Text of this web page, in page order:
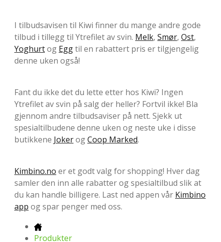
I tilbudsavisen til Kiwi finner du mange andre gode
tilbud i tillegg til Ytrefilet av svin. Melk, Smør, Ost,
Yoghurtog Eggtil en rabattert pris er tilgjengelig
denne uken også!
Fant du ikke det du lette etter hos Kiwi? Ingen
Ytrefilet av svin på salg der heller? Fortvil ikke! Bla
gjennom andre tilbudsaviser på nett. Sjekk ut
spesialtilbudene denne uken og neste uke i disse
butikkene JokerogCoop Marked.
Kimbino.no er et godt valg for shopping! Hver dag
samler den inn alle rabatter og spesialtilbud slik at
du kan handle billigere. Last ned appen vår Kimbino
app og spar penger med oss.
Produkter